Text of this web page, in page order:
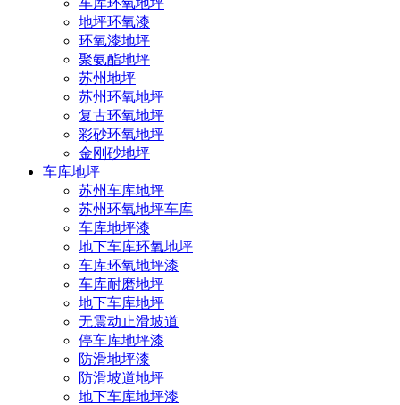
地坪环氧漆
环氧漆地坪
聚氨酯地坪
苏州地坪
苏州环氧地坪
复古环氧地坪
彩砂环氧地坪
金刚砂地坪
车库地坪
苏州车库地坪
苏州环氧地坪车库
车库地坪漆
地下车库环氧地坪
车库环氧地坪漆
车库耐磨地坪
地下车库地坪
无震动止滑坡道
停车库地坪漆
防滑地坪漆
防滑坡道地坪
地下车库地坪漆